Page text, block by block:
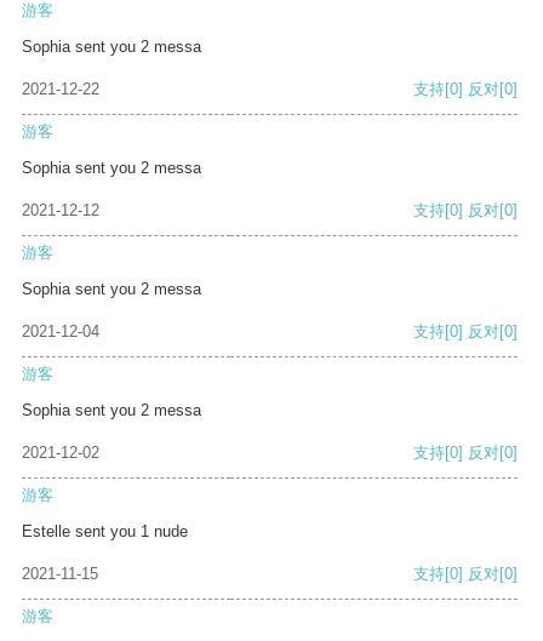
游客
Sophia sent you 2 messa
2021-12-22 支持[0] 反对[0]
游客
Sophia sent you 2 messa
2021-12-12 支持[0] 反对[0]
游客
Sophia sent you 2 messa
2021-12-04 支持[0] 反对[0]
游客
Sophia sent you 2 messa
2021-12-02 支持[0] 反对[0]
游客
Estelle sent you 1 nude
2021-11-15 支持[0] 反对[0]
游客